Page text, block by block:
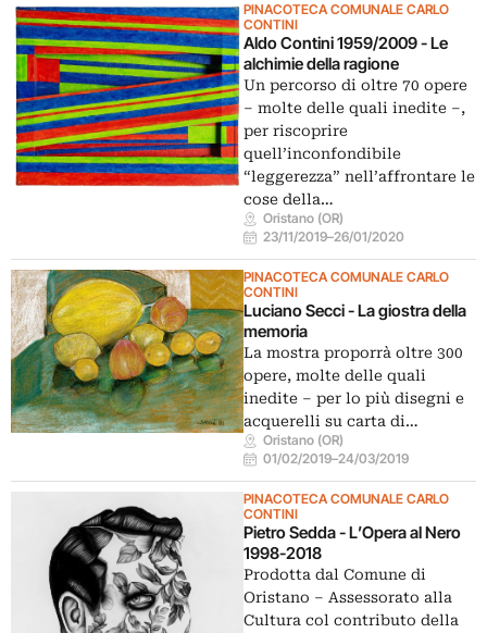
PINACOTECA COMUNALE CARLO
CONTINI
Aldo Contini 1959/2009 - Le
alchimie della ragione
Un percorso di oltre 70 opere
– molte delle quali inedite –,
per riscoprire
quell’inconfondibile
“leggerezza” nell’affrontare le
cose della…
Oristano (OR)
23/11/2019–26/01/2020
PINACOTECA COMUNALE CARLO
CONTINI
Luciano Secci - La giostra della
memoria
La mostra proporrà oltre 300
opere, molte delle quali
inedite – per lo più disegni e
acquerelli su carta di…
Oristano (OR)
01/02/2019–24/03/2019
PINACOTECA COMUNALE CARLO
CONTINI
Pietro Sedda - L’Opera al Nero
1998-2018
Prodotta dal Comune di
Oristano – Assessorato alla
Cultura col contributo della